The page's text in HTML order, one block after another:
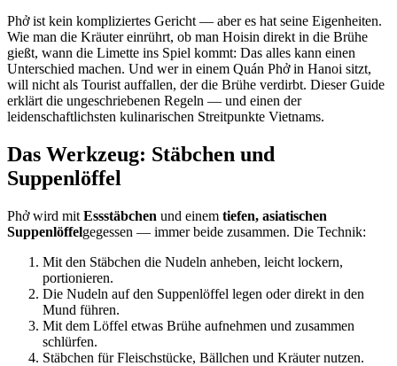
Phở ist kein kompliziertes Gericht — aber es hat seine Eigenheiten.
Wie man die Kräuter einrührt, ob man Hoisin direkt in die Brühe
gießt, wann die Limette ins Spiel kommt: Das alles kann einen
Unterschied machen. Und wer in einem Quán Phở in Hanoi sitzt,
will nicht als Tourist auffallen, der die Brühe verdirbt. Dieser Guide
erklärt die ungeschriebenen Regeln — und einen der
leidenschaftlichsten kulinarischen Streitpunkte Vietnams.
Das Werkzeug: Stäbchen und
Suppenlöffel
Phở wird mit Essstäbchen und einem tiefen, asiatischen
Suppenlöffelgegessen — immer beide zusammen. Die Technik:
Mit den Stäbchen die Nudeln anheben, leicht lockern,
portionieren.
Die Nudeln auf den Suppenlöffel legen oder direkt in den
Mund führen.
Mit dem Löffel etwas Brühe aufnehmen und zusammen
schlürfen.
Stäbchen für Fleischstücke, Bällchen und Kräuter nutzen.